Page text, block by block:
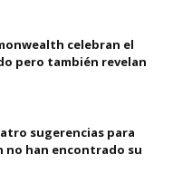
celebran el
pero también revelan
sugerencias para
no han encontrado su